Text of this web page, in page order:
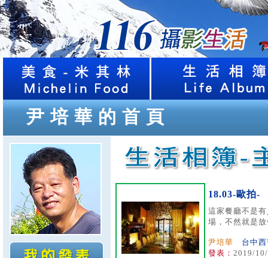
尹培華的首頁
18.03-歐拍-
這家餐廳不是
場，不然就是
尹培華
台中
發表： 2019/